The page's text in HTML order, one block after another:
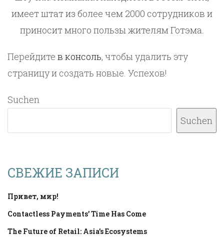
имеет штат из более чем 2000 сотрудников и
приносит много пользы жителям Готэма.
Перейдите в консоль, чтобы удалить эту
страницу и создать новые. Успехов!
Suchen
Suchen
СВЕЖИЕ ЗАПИСИ
Привет, мир!
Contactless Payments’ Time Has Come
The Future of Retail: Asia’s Ecosystems